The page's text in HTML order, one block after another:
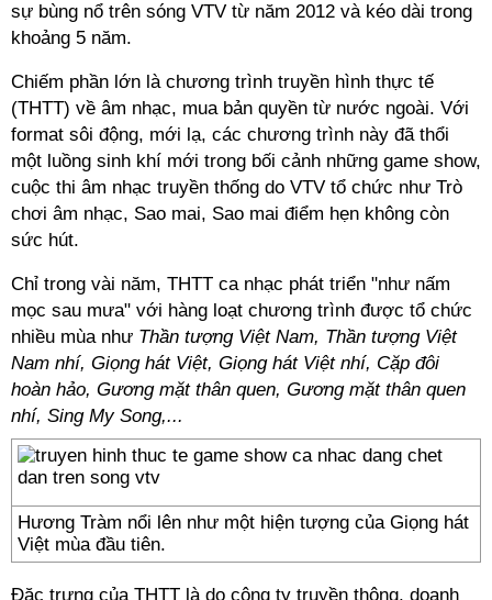
sự bùng nổ trên sóng VTV từ năm 2012 và kéo dài trong
khoảng 5 năm.
Chiếm phần lớn là chương trình truyền hình thực tế
(THTT) về âm nhạc, mua bản quyền từ nước ngoài. Với
format sôi động, mới lạ, các chương trình này đã thổi
một luồng sinh khí mới trong bối cảnh những game show,
cuộc thi âm nhạc truyền thống do VTV tổ chức như Trò
chơi âm nhạc, Sao mai, Sao mai điểm hẹn không còn
sức hút.
Chỉ trong vài năm, THTT ca nhạc phát triển "như nấm
mọc sau mưa" với hàng loạt chương trình được tổ chức
nhiều mùa như Thần tượng Việt Nam, Thần tượng Việt
Nam nhí, Giọng hát Việt, Giọng hát Việt nhí, Cặp đôi
hoàn hảo, Gương mặt thân quen, Gương mặt thân quen
nhí, Sing My Song,...
Hương Tràm nổi lên như một hiện tượng của Giọng hát
Việt mùa đầu tiên.
Đặc trưng của THTT là do công ty truyền thông, doanh